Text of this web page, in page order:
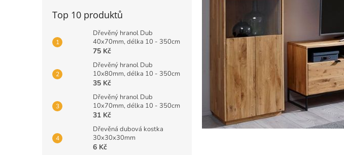
Top 10 produktů
Dřevěný hranol Dub
40x70mm, délka 10 - 350cm
75 Kč
Dřevěný hranol Dub
10x80mm, délka 10 - 350cm
35 Kč
Dřevěný hranol Dub
10x70mm, délka 10 - 350cm
31 Kč
Dřevěná dubová kostka
30x30x30mm
6 Kč